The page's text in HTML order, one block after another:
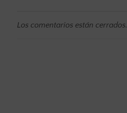
Los comentarios están cerrados.